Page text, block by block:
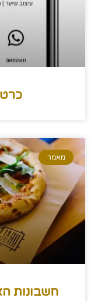
מאמר
חשבונות